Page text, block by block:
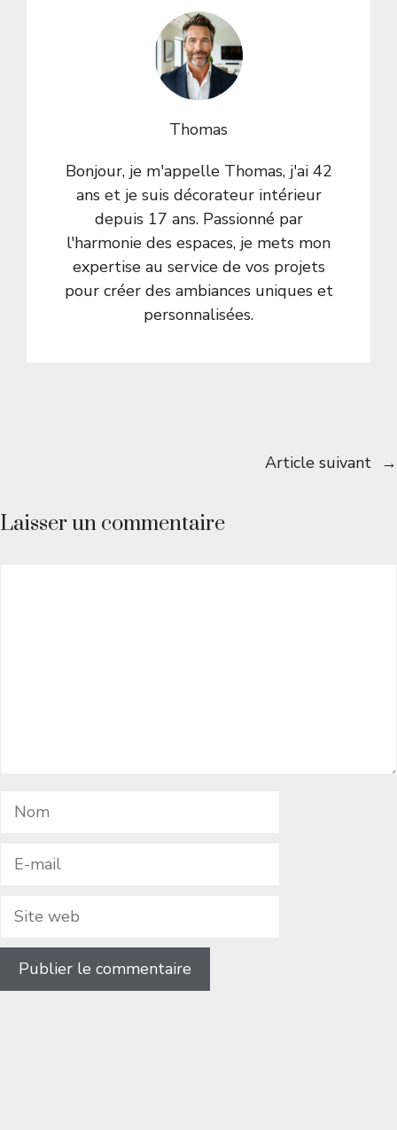
Thomas
Bonjour, je m'appelle Thomas, j'ai 42
ans et je suis décorateur intérieur
depuis 17 ans. Passionné par
l'harmonie des espaces, je mets mon
expertise au service de vos projets
pour créer des ambiances uniques et
personnalisées.
Article suivant →
Laisser un commentaire